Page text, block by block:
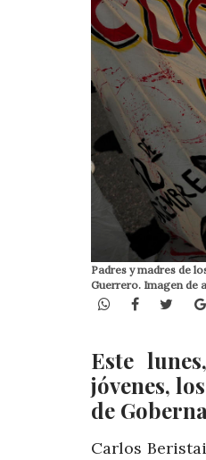
Padres y madres de
Guerrero. Imagen de
WhatsApp
Facebook
Este
jóvenes,
de
Carlos